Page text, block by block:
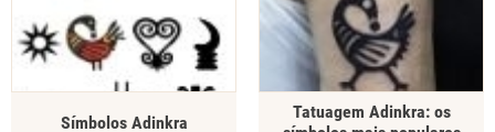
Símbolos Adinkra
Tatuagem Adinkra: os